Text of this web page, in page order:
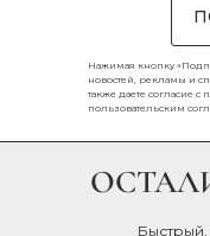
Нажимая кнопку
новостей, рекламы и
также даете согласие с
пользовательским